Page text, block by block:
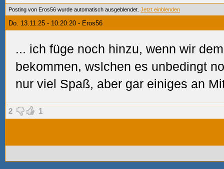
Posting von Eros56 wurde automatisch ausgeblendet. Jetzt einblenden
Do. 13.11.25 - 10:20:20 - Eros56
... ich füge noch hinzu, wenn wir
bekommen, wslchen es unbedingt
nur viel Spaß, aber gar einiges an
2 1